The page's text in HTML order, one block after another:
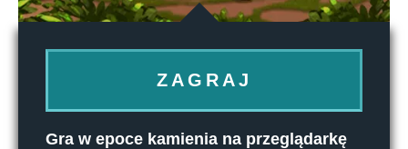
ZAGRAJ
Gra w epoce kamienia na przeglądarkę